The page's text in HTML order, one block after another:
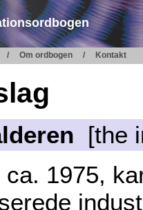
Om ordbogen Kontakt
[the
1975,